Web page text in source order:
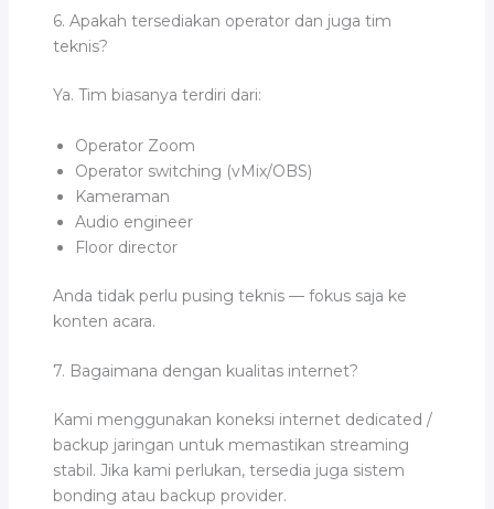
6. Apakah tersediakan operator dan juga tim
teknis?
Ya. Tim biasanya terdiri dari:
Operator Zoom
Operator switching (vMix/OBS)
Kameraman
Audio engineer
Floor director
Anda tidak perlu pusing teknis — fokus saja ke
konten acara.
7. Bagaimana dengan kualitas internet?
Kami menggunakan koneksi internet dedicated /
backup jaringan untuk memastikan streaming
stabil. Jika kami perlukan, tersedia juga sistem
bonding atau backup provider.